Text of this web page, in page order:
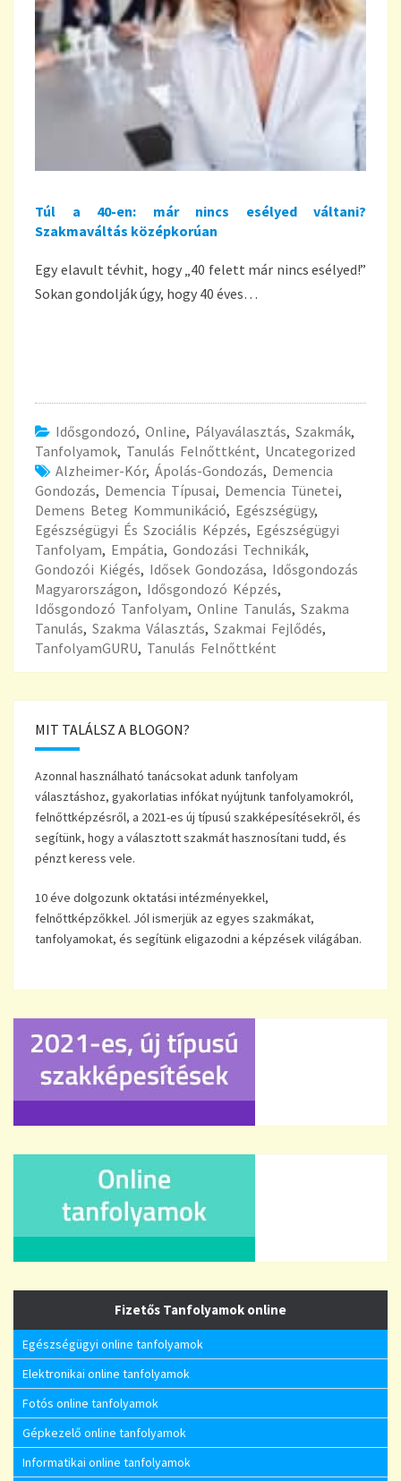
Túl a 40-en: már nincs esélyed váltani?
Szakmaváltás középkorúan
Egy elavult tévhit, hogy „40 felett már nincs esélyed!”
Sokan gondolják úgy, hogy 40 éves…
Idősgondozó, Online, Pályaválasztás, Szakmák,
Tanfolyamok, Tanulás Felnőttként, Uncategorized
Alzheimer-Kór, Ápolás-Gondozás, Demencia
Gondozás, Demencia Típusai, Demencia Tünetei,
Demens Beteg Kommunikáció, Egészségügy,
Egészségügyi És Szociális Képzés, Egészségügyi
Tanfolyam, Empátia, Gondozási Technikák,
Gondozói Kiégés, Idősek Gondozása, Idősgondozás
Magyarországon, Idősgondozó Képzés,
Idősgondozó Tanfolyam, Online Tanulás, Szakma
Tanulás, Szakma Választás, Szakmai Fejlődés,
TanfolyamGURU, Tanulás Felnőttként
MIT TALÁLSZ A BLOGON?
Azonnal használható tanácsokat adunk tanfolyam
választáshoz, gyakorlatias infókat nyújtunk tanfolyamokról,
felnőttképzésről, a 2021-es új típusú szakképesítésekről, és
segítünk, hogy a választott szakmát hasznosítani tudd, és
pénzt keress vele.
10 éve dolgozunk oktatási intézményekkel,
felnőttképzőkkel. Jól ismerjük az egyes szakmákat,
tanfolyamokat, és segítünk eligazodni a képzések világában.
Fizetős Tanfolyamok online
Egészségügyi online tanfolyamok
Elektronikai online tanfolyamok
Fotós online tanfolyamok
Gépkezelő online tanfolyamok
Informatikai online tanfolyamok